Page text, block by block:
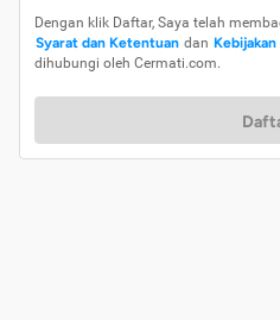
Dengan klik Daftar, Saya telah
Syarat dan Ketentuan dan
dihubungi oleh Cermati.com.